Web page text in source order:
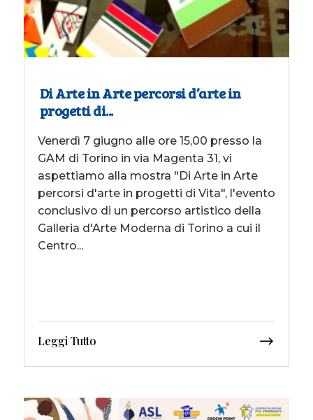
Di Arte in Arte percorsi d’arte in
progetti di...
Venerdì 7 giugno alle ore 15,00 presso la
GAM di Torino in via Magenta 31, vi
aspettiamo alla mostra "Di Arte in Arte
percorsi d'arte in progetti di Vita", l'evento
conclusivo di un percorso artistico della
Galleria d'Arte Moderna di Torino a cui il
Centro...
Leggi Tutto